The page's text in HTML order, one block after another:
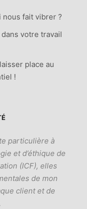
fait vibrer ?
votre travail
place au
!
particulière à
et d’éthique de
(ICF), elles
de mon
client et de